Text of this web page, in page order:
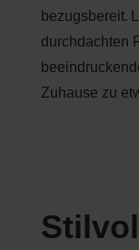
bezugsbereit.
durchdachten
Zuhause zu